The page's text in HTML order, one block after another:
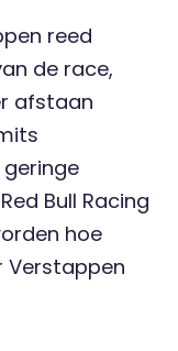
reed
de race,
afstaan
Bull Racing
hoe
Verstappen